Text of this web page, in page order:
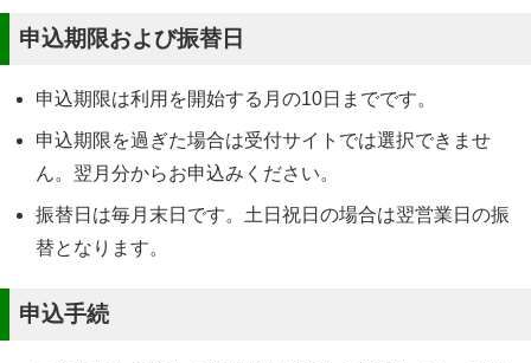
申込期限および振替日
申込期限は利用を開始する月の10日までです。
申込期限を過ぎた場合は受付サイトでは選択できませ
ん。翌月分からお申込みください。
振替日は毎月末日です。土日祝日の場合は翌営業日の振
替となります。
申込手続